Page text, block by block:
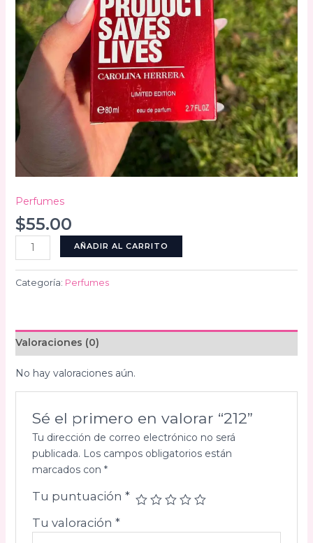
Perfumes
$55.00
cantidad
AÑADIR AL CARRITO
Categoría: Perfumes
Valoraciones (0)
No hay valoraciones aún.
Sé el primero en valorar “212”
Tu dirección de correo electrónico no será
publicada. Los campos obligatorios están
marcados con *
Tu puntuación *
Tu valoración *